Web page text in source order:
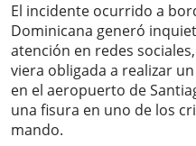
El incidente ocurrido a
Dominicana generó
atención en redes
viera obligada a realizar
en el aeropuerto de
una fisura en uno de los
mando.